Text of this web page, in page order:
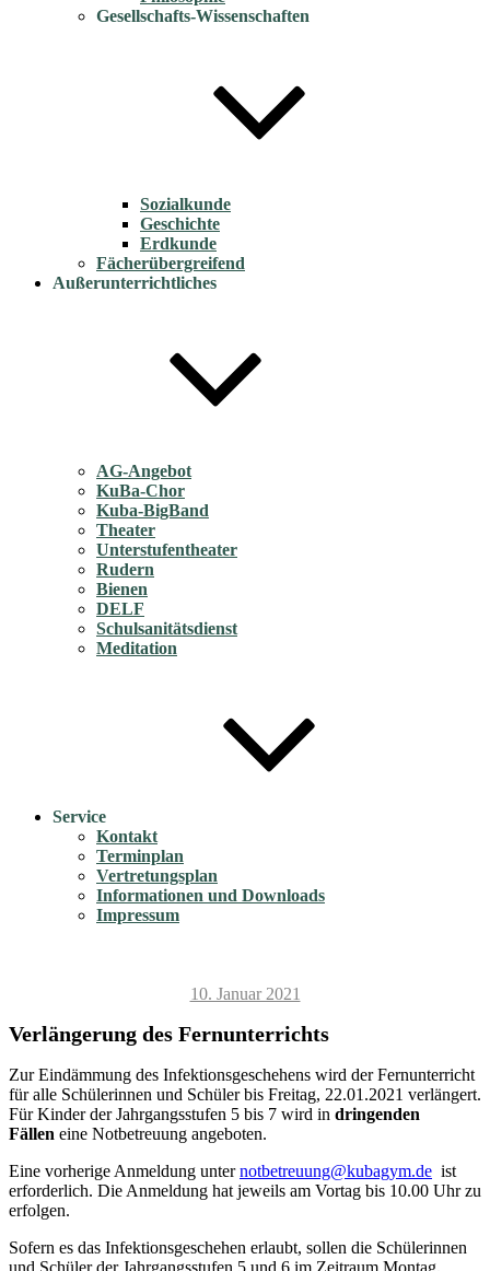
Gesellschafts-Wissenschaften
Sozialkunde
Geschichte
Erdkunde
Fächerübergreifend
Außerunterrichtliches
AG-Angebot
KuBa-Chor
Kuba-BigBand
Theater
Unterstufentheater
Rudern
Bienen
DELF
Schulsanitätsdienst
Meditation
Service
Kontakt
Terminplan
Vertretungsplan
Informationen und Downloads
Impressum
Veröffentlicht
10. Januar 2021
Verlängerung des Fernunterrichts
Zur Eindämmung des Infektionsgeschehens wird der Fernunterricht
für alle Schülerinnen und Schüler bis Freitag, 22.01.2021 verlängert.
Für Kinder der Jahrgangsstufen 5 bis 7 wird in dringenden
Fällen eine Notbetreuung angeboten.
Eine vorherige Anmeldung unternotbetreuung@kubagym.de ist
erforderlich. Die Anmeldung hat jeweils am Vortag bis 10.00 Uhr zu
erfolgen.
Sofern es das Infektionsgeschehen erlaubt, sollen die Schülerinnen
und Schüler der Jahrgangsstufen 5 und 6 im Zeitraum Montag,